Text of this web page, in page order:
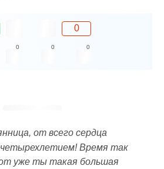
0
0 0 0
от всего сердца
Время так
уже ты такая большая